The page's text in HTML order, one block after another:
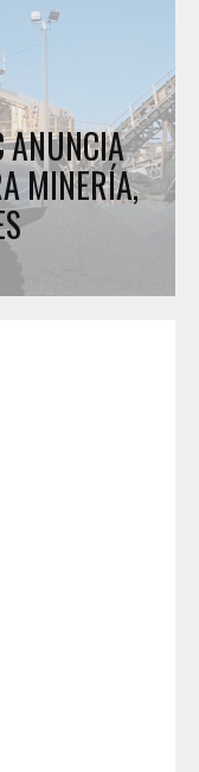
ANUNCIA
MINERÍA,